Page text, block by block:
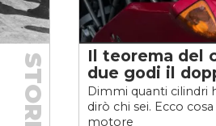
STORIE
Il teorema del
due godi il
Dimmi quanti cilindri
dirò chi sei. Ecco
motore